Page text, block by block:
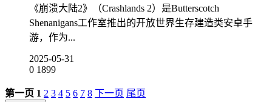
《崩溃大陆2》（Crashlands 2）是Butterscotch
Shenanigans工作室推出的开放世界生存建造类安卓手
游，作为...
2025-05-31
0 1899
第一页 1 2 3 4 5 6 7 8 下一页 尾页